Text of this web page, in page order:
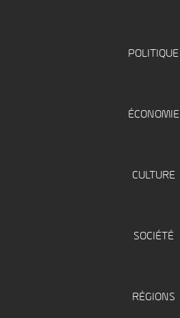
POLITIQUE
ÉCONOMIE
CULTURE
SOCIÉTÉ
RÉGIONS